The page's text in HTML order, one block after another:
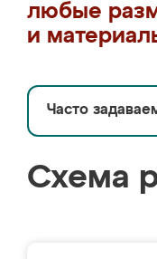
любые
и
Часто
Схема